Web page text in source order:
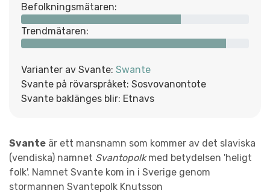
Befolkningsmätaren:
Trendmätaren:
Varianter av Svante: Swante
Svante på rövarspråket: Sosvovanontote
Svante baklänges blir: Etnavs
Svante är ett mansnamn som kommer av det slaviska
(vendiska) namnet Svantopolkmed betydelsen 'heligt
folk'. Namnet Svante kom in i Sverige genom
stormannen Svantepolk Knutsson